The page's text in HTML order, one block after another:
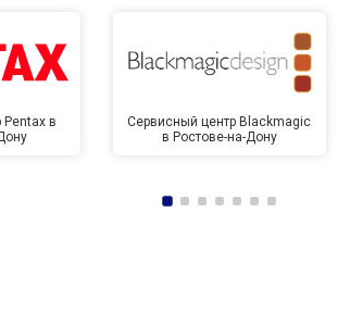
в
Сервисный центр Blackmagic
в Ростове-на-Дону